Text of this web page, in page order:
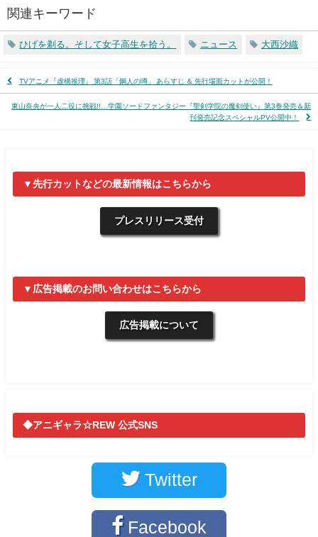
関連キーワード
ひげを剃る。そして女子高生を拾う。 ニュース 大西沙織
TVアニメ『虚構推理』 第3話「鋼人の噂」 あらすじ ＆ 先行場面カットが公開！
東山奈央が一人二役に挑戦!!…学園ソードファンタジー『聖剣学院の魔剣使い』第3巻発売＆新
刊発売記念スペシャルPV公開中！
▼先行カットなどの最新情報はこちらから
プレスリリース受付
▼広告掲載のお問い合わせはこちらから
広告掲載について
◆アニギャラ☆REW 公式SNS
Twitter
Facebook